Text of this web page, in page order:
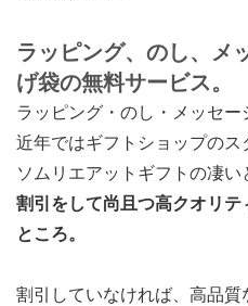
ラッピング、のし、メ
げ袋の無料サービス。
ラッピング・のし・メッセー
近年ではギフトショップのス
ソムリエアットギフトの凄い
割引をして尚且つ高クオリ
ところ。
割引していなければ、高品